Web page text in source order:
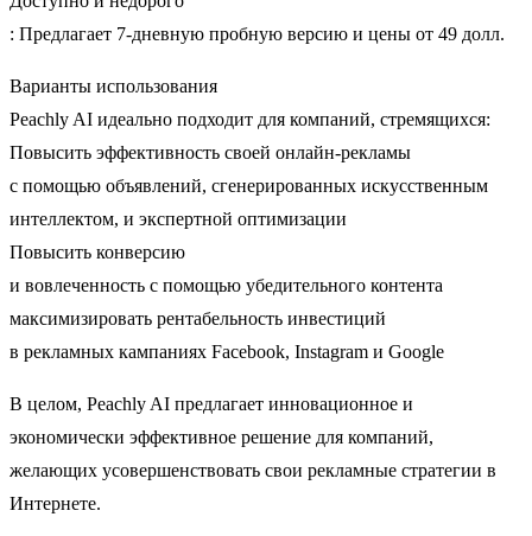
: Предлагает 7-дневную пробную версию и цены от 49 долл.
Варианты использования
Peachly AI идеально подходит для компаний, стремящихся:
Повысить эффективность своей онлайн-рекламы
с помощью объявлений, сгенерированных искусственным
интеллектом, и экспертной оптимизации
Повысить конверсию
и вовлеченность с помощью убедительного контента
максимизировать рентабельность инвестиций
в рекламных кампаниях Facebook, Instagram и Google
В целом, Peachly AI предлагает инновационное и
экономически эффективное решение для компаний,
желающих усовершенствовать свои рекламные стратегии в
Интернете.